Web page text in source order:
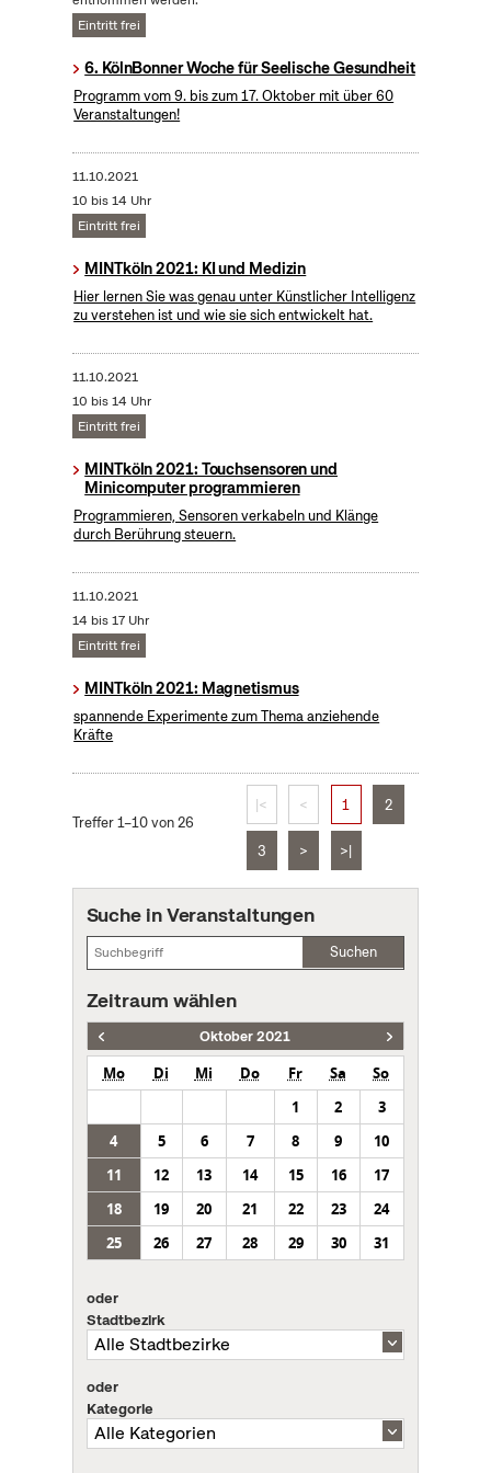
Eintritt frei
6. KölnBonner Woche für Seelische Gesundheit
Programm vom 9. bis zum 17. Oktober mit über 60
Veranstaltungen!
11.10.2021
10 bis 14 Uhr
Eintritt frei
MINTköln 2021: KI und Medizin
Hier lernen Sie was genau unter Künstlicher Intelligenz
zu verstehen ist und wie sie sich entwickelt hat.
11.10.2021
10 bis 14 Uhr
Eintritt frei
MINTköln 2021: Touchsensoren und
Minicomputer programmieren
Programmieren, Sensoren verkabeln und Klänge
durch Berührung steuern.
11.10.2021
14 bis 17 Uhr
Eintritt frei
MINTköln 2021: Magnetismus
spannende Experimente zum Thema anziehende
Kräfte
Treffer 1–10 von 26
|< < 1 2
3 > >|
Suche in Veranstaltungen
Suchen
Zeitraum wählen
Oktober 2021
Mo Di Mi Do Fr Sa
So
1
2
3
4
5 6 7 8 9
10
11
12 13 14 15 16
17
18
19 20 21 22 23
24
25
26 27 28 29 30 31
oder
Stadtbezirk
oder
Kategorie